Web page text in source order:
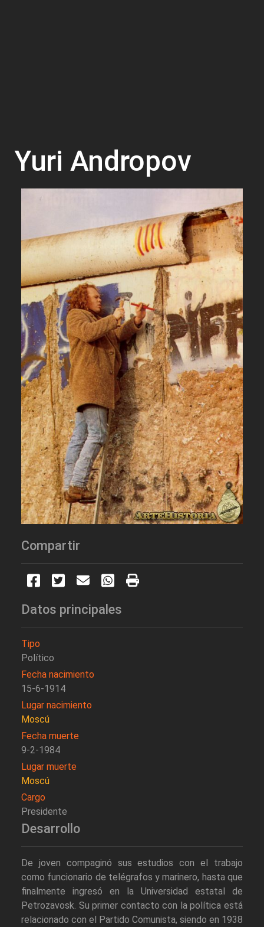
Yuri Andropov
Compartir
Datos principales
Tipo
Político
Fecha nacimiento
15-6-1914
Lugar nacimiento
Moscú
Fecha muerte
9-2-1984
Lugar muerte
Moscú
Cargo
Presidente
Desarrollo
De joven compaginó sus estudios con el trabajo
como funcionario de telégrafos y marinero, hasta que
finalmente ingresó en la Universidad estatal de
Petrozavosk. Su primer contacto con la política está
relacionado con el Partido Comunista, siendo en 1938